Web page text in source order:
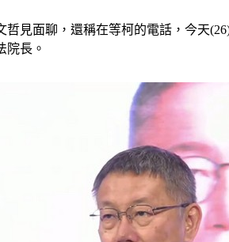
見面聊，還稱在等柯的電話，今天
院長。